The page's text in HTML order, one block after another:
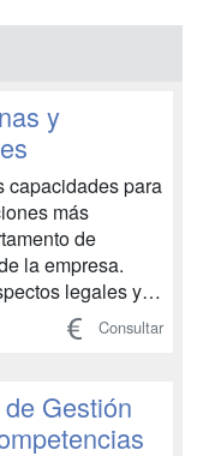
y
capacidades para
más
de
la empresa.
legales y
la contratación
nóminas.
las
diferentes sit...
Consultar
Gestión